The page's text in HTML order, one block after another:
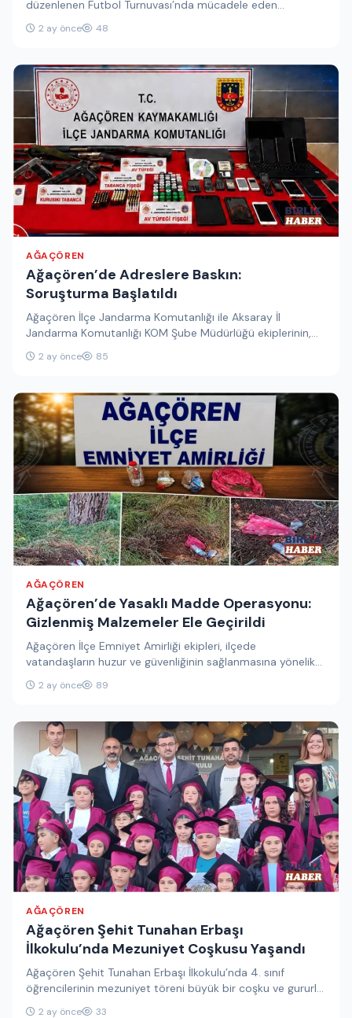
düzenlenen Futbol Turnuvası’nda mücadele eden
Ağaçören İlçe Milli Eğitim Müdürlüğü Futbol…
2 ay önce 48
AĞAÇÖREN
Ağaçören’de Adreslere Baskın:
Soruşturma Başlatıldı
Ağaçören İlçe Jandarma Komutanlığı ile Aksaray İl
Jandarma Komutanlığı KOM Şube Müdürlüğü ekiplerinin,
Siber Suçlarla Mücadele Şube Müdürlüğü…
2 ay önce 85
AĞAÇÖREN
Ağaçören’de Yasaklı Madde Operasyonu:
Gizlenmiş Malzemeler Ele Geçirildi
Ağaçören İlçe Emniyet Amirliği ekipleri, ilçede
vatandaşların huzur ve güvenliğinin sağlanmasına yönelik
yürütülen…
2 ay önce 89
AĞAÇÖREN
Ağaçören Şehit Tunahan Erbaşı
İlkokulu’nda Mezuniyet Coşkusu Yaşandı
Ağaçören Şehit Tunahan Erbaşı İlkokulu’nda 4. sınıf
öğrencilerinin mezuniyet töreni büyük bir coşku ve gururla
gerçekleştirildi. İlkokul eğitimlerini…
2 ay önce 33